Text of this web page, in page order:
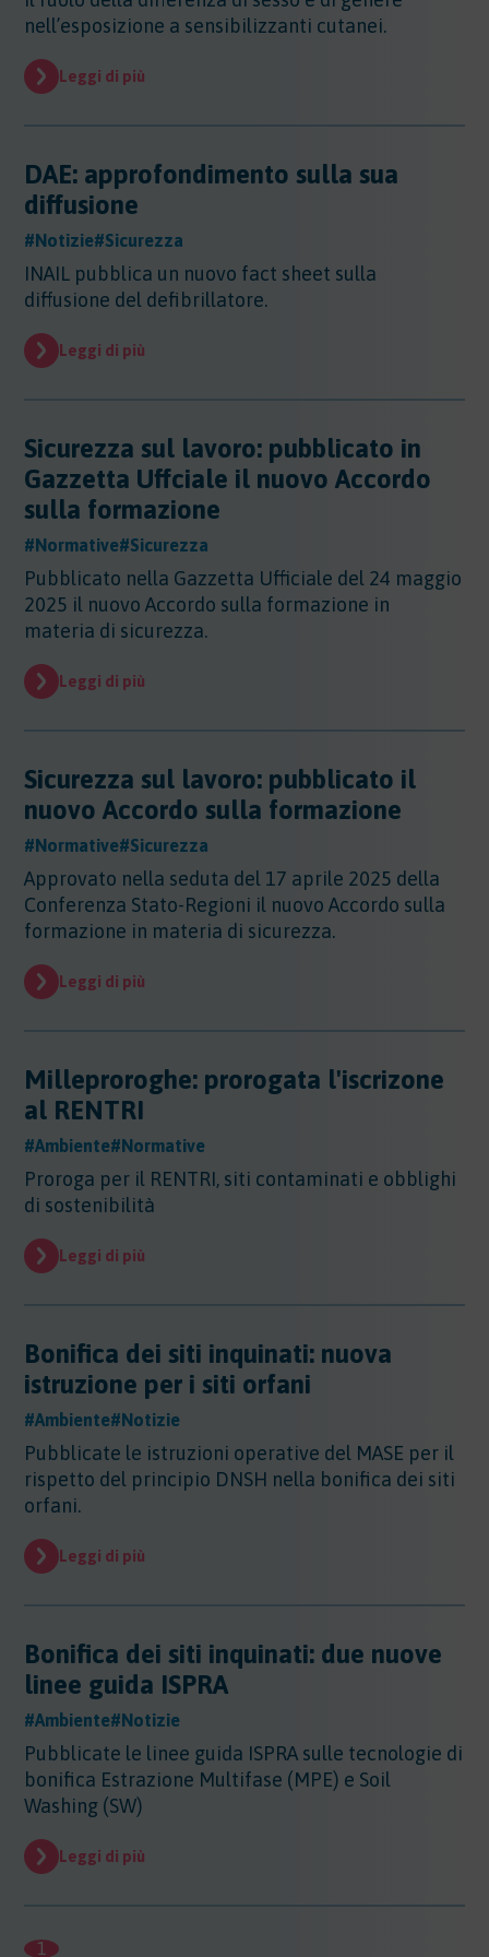
Regioni - Molise
Regioni - Puglia
Regioni - Trentino Alto Adige
Regioni - Umbria
Regioni - Valle DAosta
Sicurezza - Rischio cancerogeno/mutageno
Sicurezza - Stress Lavoro-Correlato
Sicurezza - Prevenzione incendi
Sicurezza - Covid 19
Sostanze - GHS/CLP/REACH
Trasporti
nell’esposizione a sensibilizzanti cutanei.
Leggi di più
DAE: approfondimento sulla sua
diffusione
#Notizie#Sicurezza
INAIL pubblica un nuovo fact sheet sulla
diffusione del defibrillatore.
Leggi di più
Sicurezza sul lavoro: pubblicato in
Gazzetta Uffciale il nuovo Accordo
sulla formazione
#Normative#Sicurezza
Pubblicato nella Gazzetta Ufficiale del 24 maggio
2025 il nuovo Accordo sulla formazione in
materia di sicurezza.
Leggi di più
Sicurezza sul lavoro: pubblicato il
nuovo Accordo sulla formazione
#Normative#Sicurezza
Approvato nella seduta del 17 aprile 2025 della
Conferenza Stato-Regioni il nuovo Accordo sulla
formazione in materia di sicurezza.
Leggi di più
Milleproroghe: prorogata l'iscrizone
al RENTRI
#Ambiente#Normative
Proroga per il RENTRI, siti contaminati e obblighi
di sostenibilità
Leggi di più
Bonifica dei siti inquinati: nuova
istruzione per i siti orfani
#Ambiente#Notizie
Pubblicate le istruzioni operative del MASE per il
rispetto del principio DNSH nella bonifica dei siti
orfani.
Leggi di più
Bonifica dei siti inquinati: due nuove
linee guida ISPRA
#Ambiente#Notizie
Pubblicate le linee guida ISPRA sulle tecnologie di
bonifica Estrazione Multifase (MPE) e Soil
Washing (SW)
Leggi di più
1